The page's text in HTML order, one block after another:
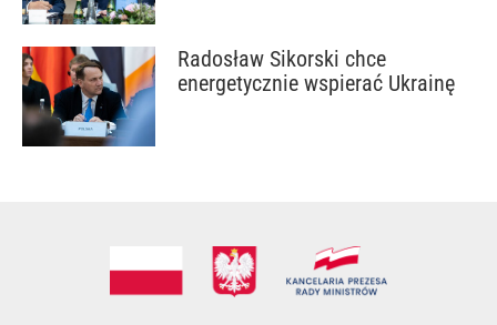
Radosław Sikorski chce
energetycznie wspierać Ukrainę